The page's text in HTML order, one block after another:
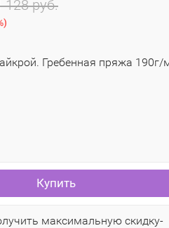
128 руб.
)
Гребенная пряжа 190г/
Купить
максимальную скидку-